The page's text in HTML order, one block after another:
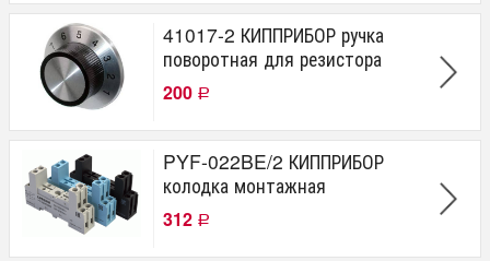
41017-2 КИППРИБОР ручка
поворотная для резистора
200 Р
PYF-022BE/2 КИППРИБОР
колодка монтажная
312 Р